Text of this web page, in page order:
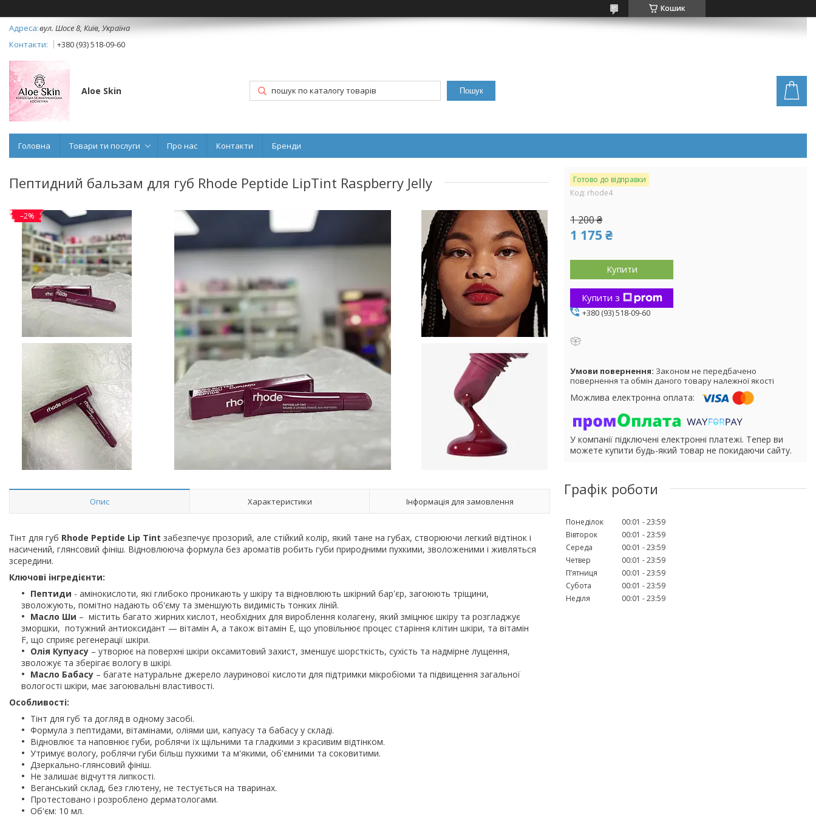
Кошик
вул. Шосе 8, Київ, Україна
+380 (93) 518-09-60
Aloe Skin Пошук
Головна Товари ти послуги Про нас Контакти Бренди
Пептидний бальзам для губ Rhode Peptide LipTint Raspberry Jelly
–2%
Опис Характеристики Інформація для замовлення
Тінт для губ Rhode Peptide Lip Tint забезпечує прозорий, але стійкий колір, який тане на губах, створюючи легкий відтінок і
насичений, глянсовий фініш. Відновлююча формула без ароматів робить губи природними пухкими, зволоженими і живляться
зсередини.
Ключові інгредієнти:
Пептиди - амінокислоти, які глибоко проникають у шкіру та відновлюють шкірний бар'єр, загоюють тріщини,
зволожують, помітно надають об'єму та зменшують видимість тонких ліній.
Масло Ши – містить багато жирних кислот, необхідних для вироблення колагену, який зміцнює шкіру та розгладжує
зморшки, потужний антиоксидант — вітамін A, а також вітамін E, що уповільнює процес старіння клітин шкіри, та вітамін
F, що сприяє регенерації шкіри.
Олія Купуасу – утворює на поверхні шкіри оксамитовий захист, зменшує шорсткість, сухість та надмірне лущення,
зволожує та зберігає вологу в шкірі.
Масло Бабасу – багате натуральне джерело лауринової кислоти для підтримки мікробіоми та підвищення загальної
вологості шкіри, має загоювальні властивості.
Особливості:
Тінт для губ та догляд в одному засобі.
Формула з пептидами, вітамінами, оліями ши, капуасу та бабасу у складі.
Відновлює та наповнює губи, роблячи їх щільними та гладкими з красивим відтінком.
Утримує вологу, роблячи губи більш пухкими та м'якими, об'ємними та соковитими.
Дзеркально-глянсовий фініш.
Не залишає відчуття липкості.
Веганський склад, без глютену, не тестується на тваринах.
Протестовано і розроблено дерматологами.
Об'єм: 10 мл.
Готово до відправки
Код: rhode4
1 200 ₴
1 175 ₴
Купити
Купити з
+380 (93) 518-09-60
Законом не передбачено
повернення та обмін даного товару належної якості
У компанії підключені електронні платежі. Тепер ви
можете купити будь-який товар не покидаючи сайту.
Графік роботи
Понеділок 00:01
23:59
Вівторок
00:01
23:59
Середа
00:01
23:59
Четвер
00:01
23:59
Пʼятниця
00:01
23:59
Субота
00:01
23:59
Неділя
00:01 23:59